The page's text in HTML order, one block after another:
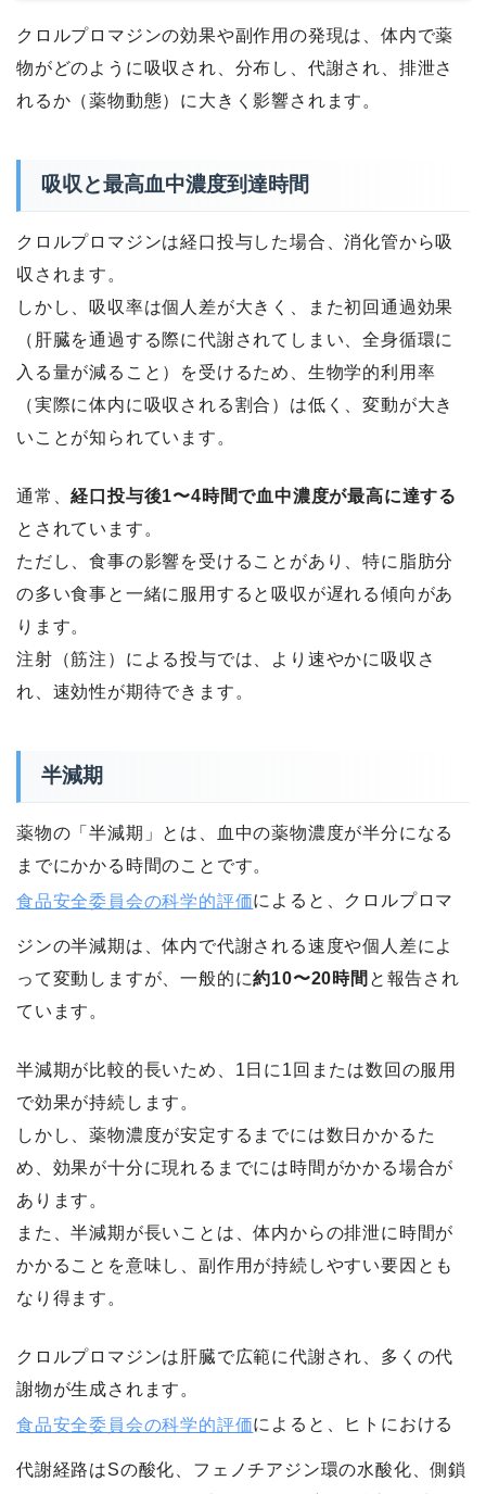
クロルプロマジンの効果や副作用の発現は、体内で薬
物がどのように吸収され、分布し、代謝され、排泄さ
れるか（薬物動態）に大きく影響されます。
吸収と最高血中濃度到達時間
クロルプロマジンは経口投与した場合、消化管から吸
収されます。
しかし、吸収率は個人差が大きく、また初回通過効果
（肝臓を通過する際に代謝されてしまい、全身循環に
入る量が減ること）を受けるため、生物学的利用率
（実際に体内に吸収される割合）は低く、変動が大き
いことが知られています。
通常、経口投与後1〜4時間で血中濃度が最高に達する
とされています。
ただし、食事の影響を受けることがあり、特に脂肪分
の多い食事と一緒に服用すると吸収が遅れる傾向があ
ります。
注射（筋注）による投与では、より速やかに吸収さ
れ、速効性が期待できます。
半減期
薬物の「半減期」とは、血中の薬物濃度が半分になる
までにかかる時間のことです。
食品安全委員会の科学的評価によると、クロルプロマ
ジンの半減期は、体内で代謝される速度や個人差によ
って変動しますが、一般的に約10〜20時間 と報告され
ています。
半減期が比較的長いため、1日に1回または数回の服用
で効果が持続します。
しかし、薬物濃度が安定するまでには数日かかるた
め、効果が十分に現れるまでには時間がかかる場合が
あります。
また、半減期が長いことは、体内からの排泄に時間が
かかることを意味し、副作用が持続しやすい要因とも
なり得ます。
クロルプロマジンは肝臓で広範に代謝され、多くの代
謝物が生成されます。
食品安全委員会の科学的評価によると、ヒトにおける
代謝経路はSの酸化、フェノチアジン環の水酸化、側鎖